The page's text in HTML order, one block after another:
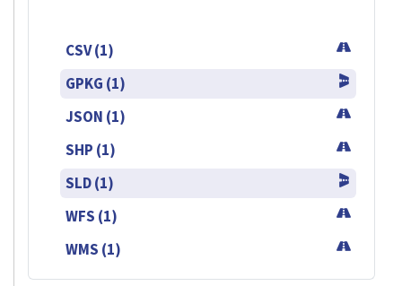
CSV (1)
GPKG (1)
JSON (1)
SHP (1)
SLD (1)
WFS (1)
WMS (1)